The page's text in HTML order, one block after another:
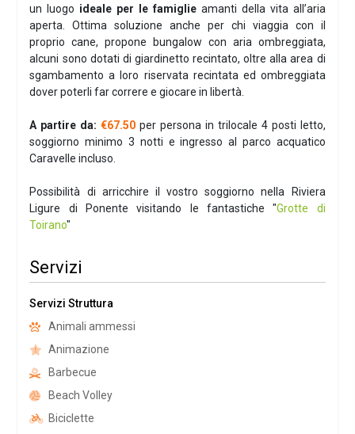
un luogo ideale per le famiglieamanti della vita all’aria
aperta. Ottima soluzione anche per chi viaggia con il
proprio cane, propone bungalow con aria ombreggiata,
alcuni sono dotati di giardinetto recintato, oltre alla area di
sgambamento a loro riservata recintata ed ombreggiata
dover poterli far correre e giocare in libertà.
A partire da: €67.50 per persona in trilocale 4 posti letto,
soggiorno minimo 3 notti e ingresso al parco acquatico
Caravelle incluso.
Possibilità di arricchire il vostro soggiorno nella Riviera
Ligure di Ponente visitando le fantastiche "Grotte di
Toirano"
Servizi
Servizi Struttura
Animali ammessi
Animazione
Barbecue
Beach Volley
Biciclette